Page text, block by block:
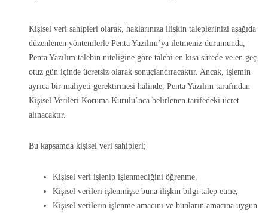
Kişisel veri sahipleri olarak, haklarınıza ilişkin taleplerinizi aşağıda
düzenlenen yöntemlerle Penta Yazılım’ya iletmeniz durumunda,
Penta Yazılım talebin niteliğine göre talebi en kısa sürede ve en geç
otuz gün içinde ücretsiz olarak sonuçlandıracaktır. Ancak, işlemin
ayrıca bir maliyeti gerektirmesi halinde, Penta Yazılım tarafından
Kişisel Verileri Koruma Kurulu’nca belirlenen tarifedeki ücret
alınacaktır.
Bu kapsamda kişisel veri sahipleri;
Kişisel veri işlenip işlenmediğini öğrenme,
Kişisel verileri işlenmişse buna ilişkin bilgi talep etme,
Kişisel verilerin işlenme amacını ve bunların amacına uygun